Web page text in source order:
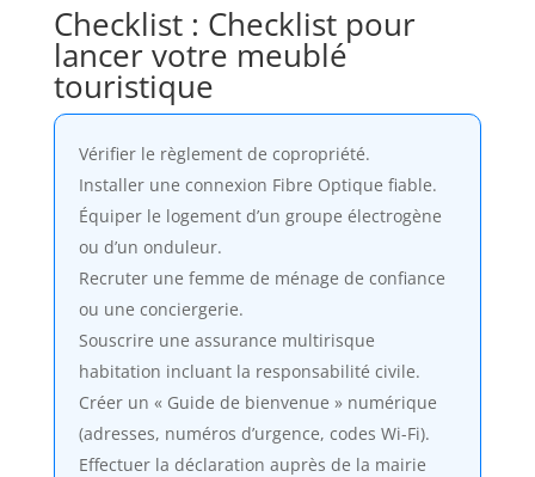
Checklist : Checklist pour
lancer votre meublé
touristique
Vérifier le règlement de copropriété.
Installer une connexion Fibre Optique fiable.
Équiper le logement d’un groupe électrogène
ou d’un onduleur.
Recruter une femme de ménage de confiance
ou une conciergerie.
Souscrire une assurance multirisque
habitation incluant la responsabilité civile.
Créer un « Guide de bienvenue » numérique
(adresses, numéros d’urgence, codes Wi-Fi).
Effectuer la déclaration auprès de la mairie